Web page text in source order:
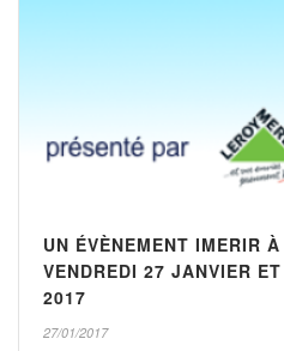
UN ÉVÈNEMENT IMERIR
VENDREDI 27 JANVIER
2017
27/01/2017